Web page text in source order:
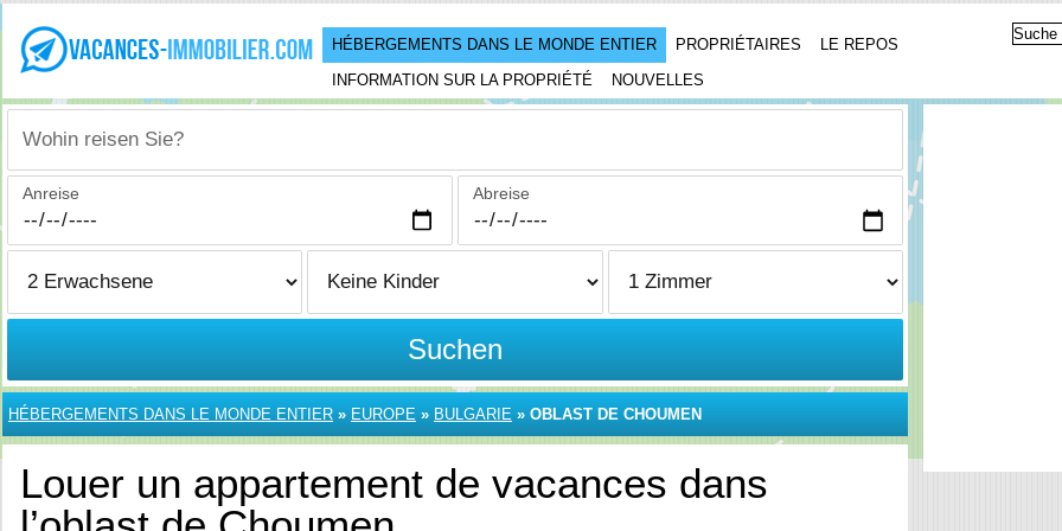
HÉBERGEMENTS DANS LE MONDE ENTIER PROPRIÉTAIRES
LE REPOS
INFORMATION SUR LA PROPRIÉTÉ
NOUVELLES
Wohin reisen Sie?
Anreise Abreise
Suchen
HÉBERGEMENTS DANS LE MONDE ENTIER » EUROPE » BULGARIE » OBLAST DE CHOUMEN
Louer un appartement de vacances dans